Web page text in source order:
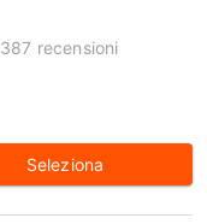
387 recensioni
Seleziona